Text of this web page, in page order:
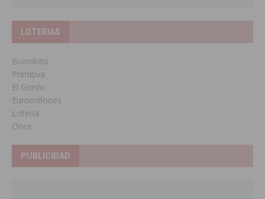
LOTERIAS
Bonoloto
Primitiva
El Gordo
Euromillones
Loteria
Once
PUBLICIDAD